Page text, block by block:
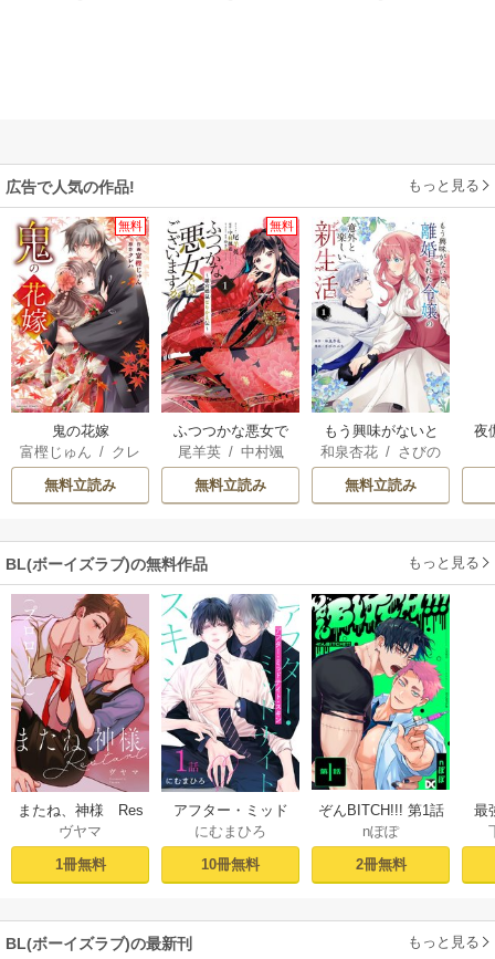
広告で人気の作品! もっと見る
無料
鬼の花嫁
富樫じゅん / クレ
ハ
無料立読み
無料
ふつつかな悪女で
はございますが ～
雛宮蝶鼠とりかえ
伝～
尾羊英/ 中村颯
希
/ ゆき哉
無料立読み
もう興味がないと
離婚された令嬢の
意外と楽しい新生
活
和泉杏花 / さびの
ぶち
無料立読み
夜
BL(ボーイズラブ)の無料作品 もっと見る
またね、神様 Res
tart［ばら売り］
プロローグ
ヴヤマ
1冊無料
アフター・ミッド
ナイト・スキン
［ばら売り］ 第1話
にむまひろ
10冊無料
ぞんBITCH!!! 第1話
nぽぽ
2冊無料
最
BL(ボーイズラブ)の最新刊 もっと見る